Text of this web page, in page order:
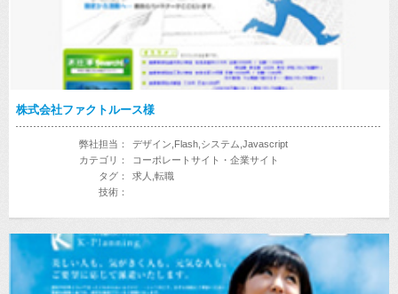
株式会社ファクトルース様
弊社担当：
デザイン,Flash,システム,Javascript
カテゴリ：
コーポレートサイト・企業サイト
タグ：
求人,転職
技術：